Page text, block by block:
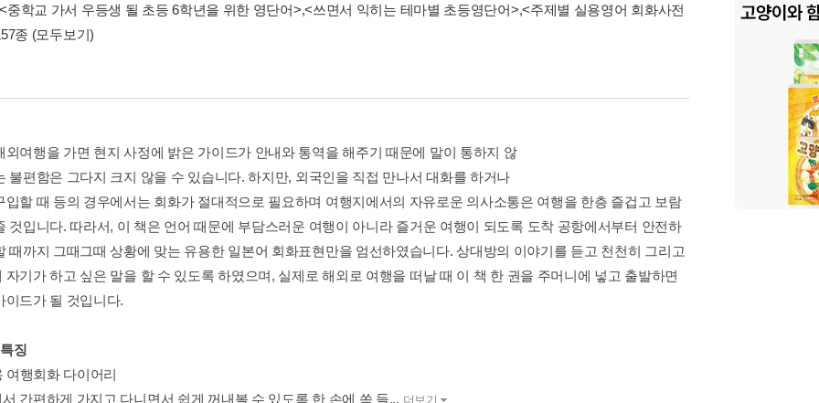
<중학교 가서 우등생 될 초등 6학년을 위한 영단어>,<쓰면서 익히는 테마별 초등영단어>,<주제별 실용영어 회화사전
종 (모두보기)
외여행을 가면 현지 사정에 밝은 가이드가 안내와 통역을 해주기 때문에 말이 통하지 않
불편함은 그다지 크지 않을 수 있습니다. 하지만, 외국인을 직접 만나서 대화를 하거나
입할 때 등의 경우에서는 회화가 절대적으로 필요하며 여행지에서의 자유로운 의사소통은 여행을 한층 즐겁고 보람
것입니다. 따라서, 이 책은 언어 때문에 부담스러운 여행이 아니라 즐거운 여행이 되도록 도착 공항에서부터 안전하
때까지 그때그때 상황에 맞는 유용한 일본어 회화표현만을 엄선하였습니다. 상대방의 이야기를 듣고 천천히 그리고
자기가 하고 싶은 말을 할 수 있도록 하였으며, 실제로 해외로 여행을 떠날 때 이 책 한 권을 주머니에 넣고 출발하면
이드가 될 것입니다.
징
여행회화 다이어리
간편하게 가지고 다니면서 쉽게 꺼내볼 수 있도록 한 손에 쏙 들... 더보기